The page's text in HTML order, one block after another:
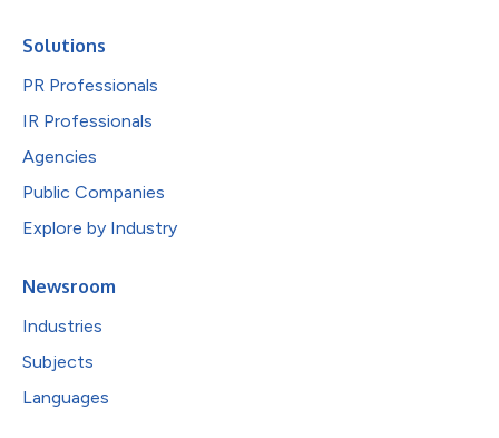
Solutions
PR Professionals
IR Professionals
Agencies
Public Companies
Explore by Industry
Newsroom
Industries
Subjects
Languages